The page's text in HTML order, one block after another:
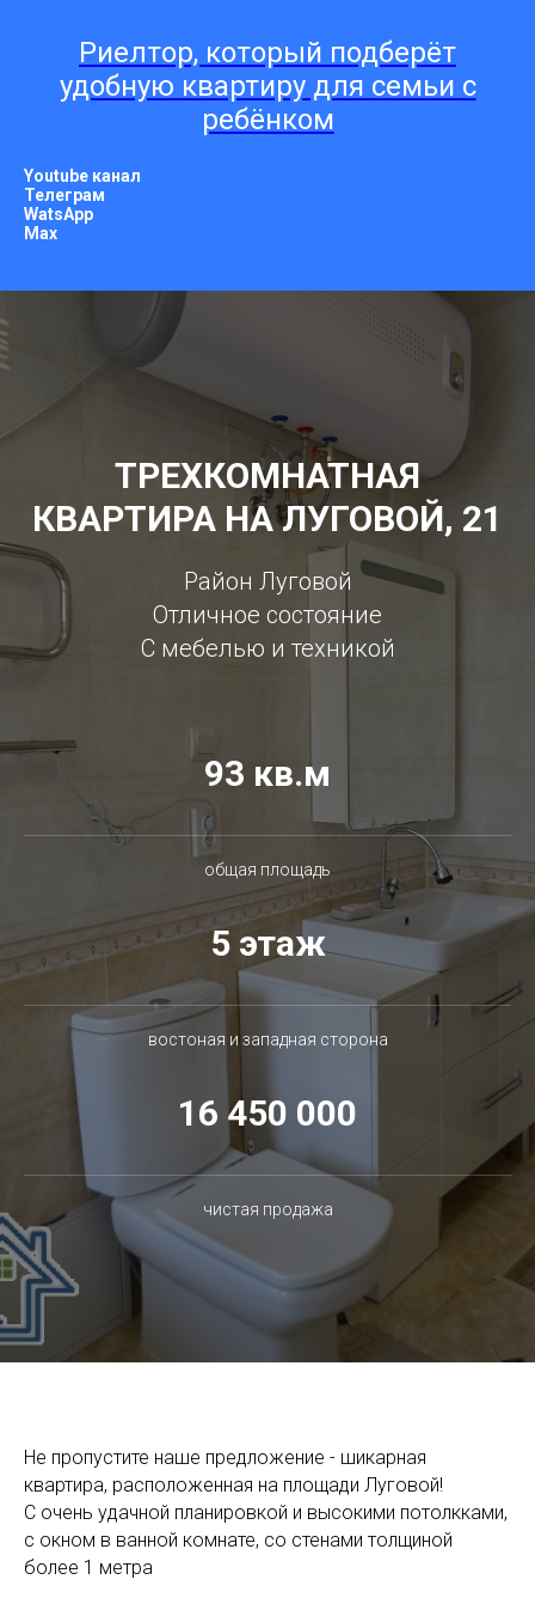
Youtube канал
Телеграм
Риелтор, который подберёт
удобную квартиру для семьи с
ребёнком
WatsApp
Мах
ТРЕХКОМНАТНАЯ
КВАРТИРА НА ЛУГОВОЙ, 21
Район Луговой
Отличное состояние
С мебелью и техникой
93 кв.м
общая площадь
5 этаж
востоная и западная сторона
16 450 000
чистая продажа
Не пропустите наше предложение - шикарная
квартира, расположенная на площади Луговой!
С очень удачной планировкой и высокими потолкками,
с окном в ванной комнате, со стенами толщиной
более 1 метра